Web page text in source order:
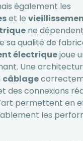
également les
et le
ne
sa qualité de
électriquejoue
Une
câblage
des connexions
permettent en
les